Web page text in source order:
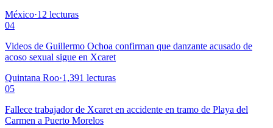
México·12 lecturas
04
Videos de Guillermo Ochoa confirman que danzante acusado de
acoso sexual sigue en Xcaret
Quintana Roo·1,391 lecturas
05
Fallece trabajador de Xcaret en accidente en tramo de Playa del
Carmen a Puerto Morelos